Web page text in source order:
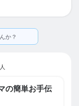
か？
の簡単お手伝